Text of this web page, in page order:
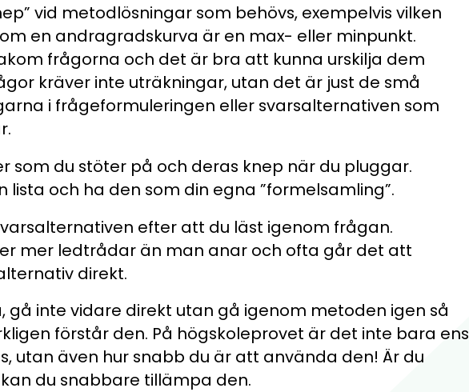
vid metodlösningar som behövs, exempelvis vilken
en andragradskurva är en max- eller minpunkt.
frågorna och det är bra att kunna urskilja dem
kräver inte uträkningar, utan det är just de små
i frågeformuleringen eller svarsalternativen som
som du stöter på och deras knep när du pluggar.
lista och ha den som din egna ”formelsamling”.
efter att du läst igenom frågan.
mer ledtrådar än man anar och ofta går det att
direkt.
gå inte vidare direkt utan gå igenom metoden igen så
förstår den. På högskoleprovet är det inte bara ens
utan även hur snabb du är att använda den! Är du
du snabbare tillämpa den.